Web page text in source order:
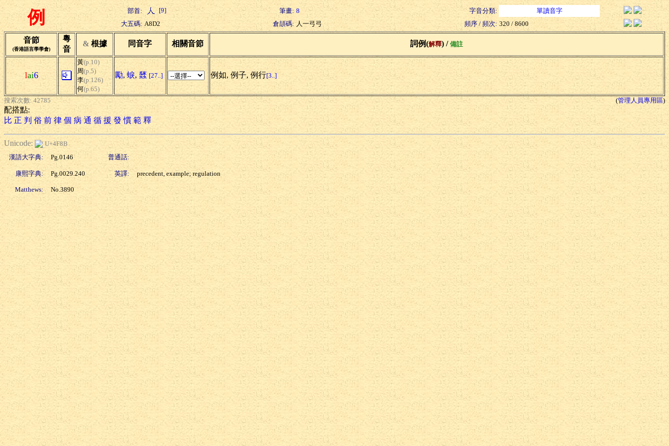
例 部首: [9] 筆畫: 8 字音分類:
單讀音字
大五碼: A8D2 倉頡碼: 人一弓弓 頻序 / 頻次: 320 / 8600
音節
(香港語言學學會)
粵
音
& 根據 同音字 相關音節 詞例(解釋) / 備註
lai6
黃(p.10)
周(p.5)
李(p.126)
何(p.65)
勵, 蜧, 瓥 [27..] 例如, 例子, 例行[3..]
搜索次數: 42785 (管理人員專用區)
配搭點:
比 正 判 俗 前 律 個 病 通 循 援 發 慣 範 釋
Unicode:
U+4F8B
漢語大字典:
Pg.0146 普通話:
康熙字典: Pg.0029.240 英譯: precedent, example; regulation
Matthews: No.3890